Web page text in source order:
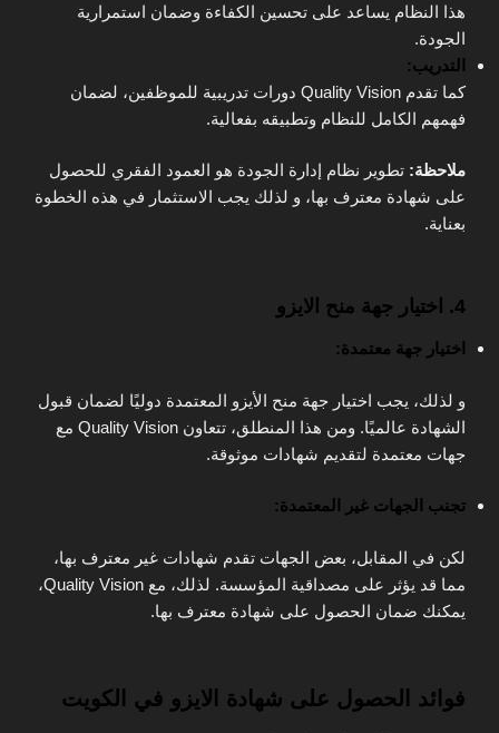
هذا النظام يساعد على تحسين الكفاءة وضمان استمرارية
الجودة.
التدريب:
كما تقدم Quality Vision دورات تدريبية للموظفين، لضمان
فهمهم الكامل للنظام وتطبيقه بفعالية.
ملاحظة: تطوير نظام إدارة الجودة هو العمود الفقري للحصول
على شهادة معترف بها، و لذلك يجب الاستثمار في هذه الخطوة
بعناية.
4. اختيار جهة منح الايزو
اختيار جهة معتمدة:
و لذلك، يجب اختيار جهة منح الأيزو المعتمدة دوليًا لضمان قبول
الشهادة عالميًا. ومن هذا المنطلق، تتعاون Quality Vision مع
جهات معتمدة لتقديم شهادات موثوقة.
تجنب الجهات غير المعتمدة:
لكن في المقابل، بعض الجهات تقدم شهادات غير معترف بها،
مما قد يؤثر على مصداقية المؤسسة. لذلك، مع Quality Vision،
يمكنك ضمان الحصول على شهادة معترف بها.
فوائد الحصول على شهادة الايزو في الكويت